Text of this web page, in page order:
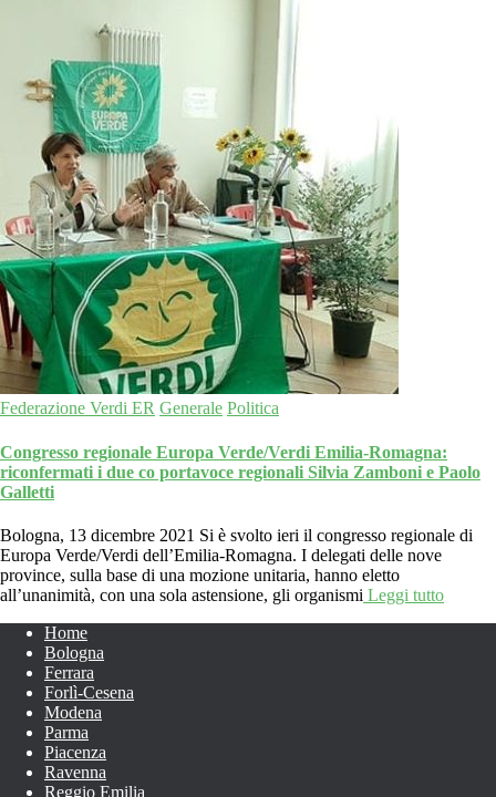
Federazione Verdi ER Generale Politica
Congresso regionale Europa Verde/Verdi Emilia-Romagna:
riconfermati i due co portavoce regionali Silvia Zamboni e Paolo
Galletti
Bologna, 13 dicembre 2021 Si è svolto ieri il congresso regionale di
Europa Verde/Verdi dell’Emilia-Romagna. I delegati delle nove
province, sulla base di una mozione unitaria, hanno eletto
all’unanimità, con una sola astensione, gli organismi Leggi tutto
Home
Bologna
Ferrara
Forlì-Cesena
Modena
Parma
Piacenza
Ravenna
Reggio Emilia